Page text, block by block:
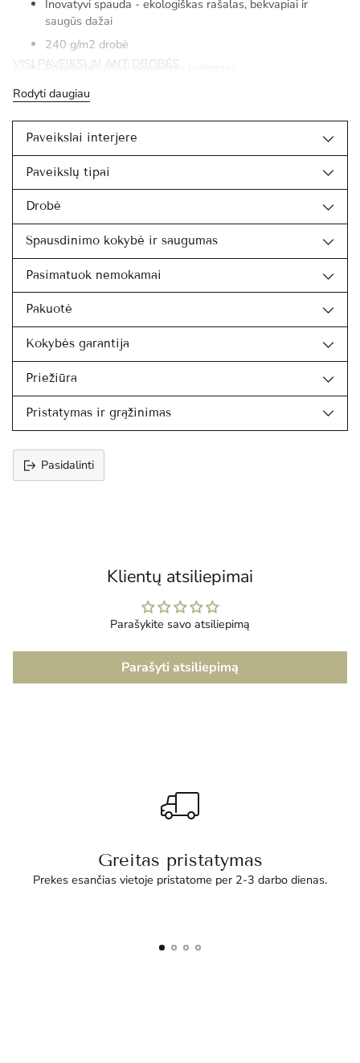
Inovatyvi spauda - ekologiškas rašalas, bekvapiai ir
saugūs dažai
240 g/m2 drobė
Paveikslas pilnai paruoštas kabinimui
VISI PAVEIKSLAI ANT DROBĖS
Rodyti daugiau
Paveikslai interjere
Paveikslų tipai
Drobė
Spausdinimo kokybė ir saugumas
Pasimatuok nemokamai
Pakuotė
Kokybės garantija
Priežiūra
Pristatymas ir grąžinimas
Pasidalinti
Klientų atsiliepimai
Parašykite savo atsiliepimą
Parašyti atsiliepimą
Greitas pristatymas
Prekes esančias vietoje pristatome per 2-3 darbo dienas.